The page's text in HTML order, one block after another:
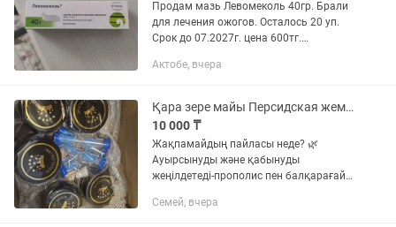
Продам мазь Левомеколь 40гр. Брали
для лечения ожогов. Осталось 20 уп.
Срок до 07.2027г. цена 600тг.
Актобе, вчера
Қара зере майы Персидская жемчужина
10 000 ₸
Жақпамайдың пайласы неде? 🌿
Ауырсынуды және қабынуды
жеңілдетеді-прополис пен балқарағай
және ыңғайсыздықты жояды. 🌿
Семей, вчера